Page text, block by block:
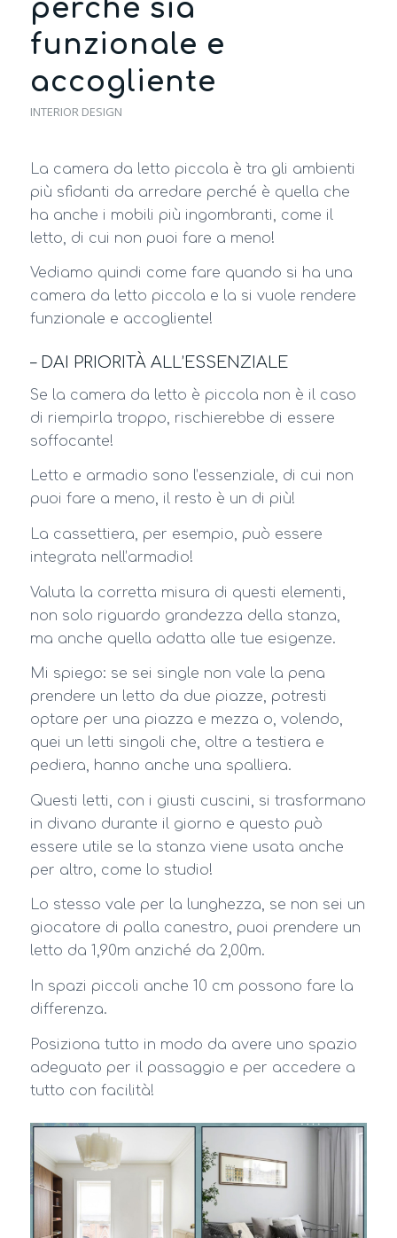
perché sia
funzionale e
accogliente
INTERIOR DESIGN
La camera da letto piccola è tra gli ambienti
più sfidanti da arredare perché è quella che
ha anche i mobili più ingombranti, come il
letto, di cui non puoi fare a meno!
Vediamo quindi come fare quando si ha una
camera da letto piccola e la si vuole rendere
funzionale e accogliente!
– DAI PRIORITÀ ALL’ESSENZIALE
Se la camera da letto è piccola non è il caso
di riempirla troppo, rischierebbe di essere
soffocante!
Letto e armadio sono l’essenziale, di cui non
puoi fare a meno, il resto è un di più!
La cassettiera, per esempio, può essere
integrata nell’armadio!
Valuta la corretta misura di questi elementi,
non solo riguardo grandezza della stanza,
ma anche quella adatta alle tue esigenze.
Mi spiego: se sei single non vale la pena
prendere un letto da due piazze, potresti
optare per una piazza e mezza o, volendo,
quei un letti singoli che, oltre a testiera e
pediera, hanno anche una spalliera.
Questi letti, con i giusti cuscini, si trasformano
in divano durante il giorno e questo può
essere utile se la stanza viene usata anche
per altro, come lo studio!
Lo stesso vale per la lunghezza, se non sei un
giocatore di palla canestro, puoi prendere un
letto da 1,90m anziché da 2,00m.
In spazi piccoli anche 10 cm possono fare la
differenza.
Posiziona tutto in modo da avere uno spazio
adeguato per il passaggio e per accedere a
tutto con facilità!